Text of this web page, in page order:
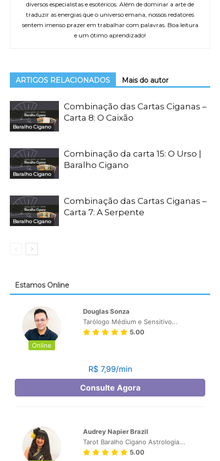
diversos especialistas e esotéricos. Além de dominar a arte de
traduzir as energias que o universo emana, nossos redatores
sentem imenso prazer em trabalhar com palavras. Boa leitura
e um ótimo aprendizado!
ARTIGOS RELACIONADOS Mais do autor
Baralho Cigano
Combinação das Cartas Ciganas –
Carta 8: O Caixão
Baralho Cigano
Combinação da carta 15: O Urso |
Baralho Cigano
Baralho Cigano
Combinação das Cartas Ciganas –
Carta 7: A Serpente
Estamos Online